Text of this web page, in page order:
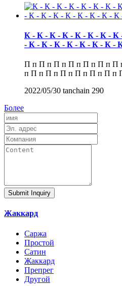
К - К - К - К - К - К - К - К
- К - К - К - К - К - К - К -
П п П п П п П п П п П п П
п П п П п П п П п П п П п
2022/05/30 tanchain 290
Более
Submit Inquiry
Жаккард
Саржа
Простой
Сатин
Жаккард
Препрег
Другой